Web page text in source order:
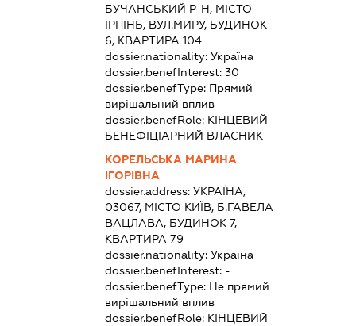
БУЧАНСЬКИЙ Р-Н, МІСТО
ІРПІНЬ, ВУЛ.МИРУ, БУДИНОК
6, КВАРТИРА 104
dossier.nationality: Україна
dossier.benefInterest: 30
dossier.benefType: Прямий
вирішальний вплив
dossier.benefRole: КІНЦЕВИЙ
БЕНЕФІЦІАРНИЙ ВЛАСНИК
КОРЕЛЬСЬКА МАРИНА
ІГОРІВНА
dossier.address: УКРАЇНА,
03067, МІСТО КИЇВ, Б.ГАВЕЛА
ВАЦЛАВА, БУДИНОК 7,
КВАРТИРА 79
dossier.nationality: Україна
dossier.benefInterest: -
dossier.benefType: Не прямий
вирішальний вплив
dossier.benefRole: КІНЦЕВИЙ